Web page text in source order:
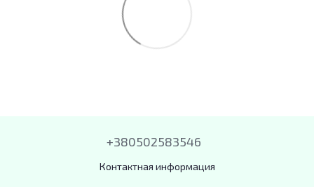
+380502583546
Контактная информация